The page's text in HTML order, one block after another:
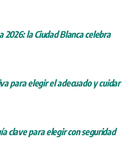
la Ciudad Blanca celebra
para elegir el adecuado y cuidar
clave para elegir con seguridad